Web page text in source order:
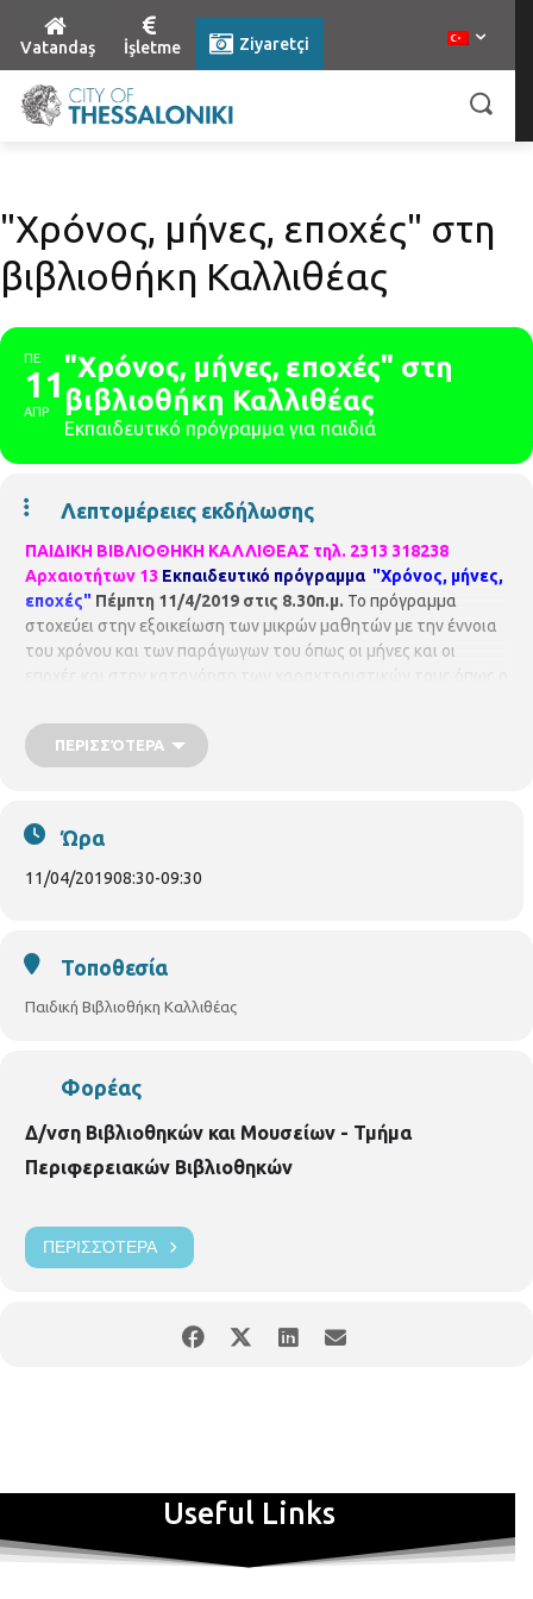
Vatandaş İşletme Ziyaretçi
"Χρόνος, μήνες, εποχές" στη
βιβλιοθήκη Καλλιθέας
ΠΕ
11
ΑΠΡ
"Χρόνος, μήνες, εποχές" στη
βιβλιοθήκη Καλλιθέας
Εκπαιδευτικό πρόγραμμα για παιδιά
Λεπτομέρειες εκδήλωσης
ΠΑΙΔΙΚΗ ΒΙΒΛΙΟΘΗΚΗ ΚΑΛΛΙΘΕΑΣ τηλ. 2313 318238
Αρχαιοτήτων 13 Εκπαιδευτικό πρόγραμμα "Χρόνος, μήνες,
εποχές" Πέμπτη 11/4/2019 στις 8.30π.μ. Το πρόγραμμα
στοχεύει στην εξοικείωση των μικρών μαθητών με την έννοια
του χρόνου και των παράγωγων του όπως οι μήνες και οι
εποχές και στην κατανόηση των χαρακτηριστικών τους όπως ο
τέλος θα κατασκευάσουμε τον "Κύκλο του χρόνου". Για
μαθητές Β΄ δημοτικού. Με τη βιβλιοθηκονόμο
ΠΕΡΙΣΣΌΤΕΡΑ
Ώρα
11/04/201908:30-09:30
Τοποθεσία
Παιδική Βιβλιοθήκη Καλλιθέας
Φορέας
Δ/νση Βιβλιοθηκών και Μουσείων - Τμήμα
Περιφερειακών Βιβλιοθηκών
ΠΕΡΙΣΣΌΤΕΡΑ
Useful Links